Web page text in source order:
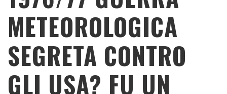
METEOROLOGICA
SEGRETA CONTRO
GLI USA? FU UN